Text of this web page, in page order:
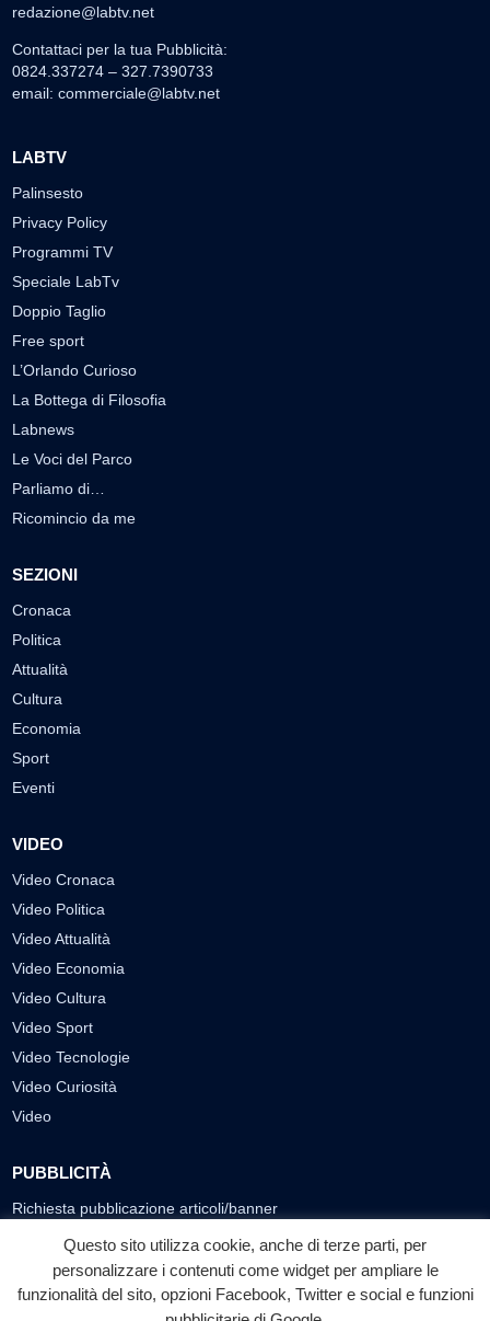
redazione@labtv.net
Contattaci per la tua Pubblicità:
0824.337274 – 327.7390733
email: commerciale@labtv.net
LABTV
Palinsesto
Privacy Policy
Programmi TV
Speciale LabTv
Doppio Taglio
Free sport
L’Orlando Curioso
La Bottega di Filosofia
Labnews
Le Voci del Parco
Parliamo di…
Ricomincio da me
SEZIONI
Cronaca
Politica
Attualità
Cultura
Economia
Sport
Eventi
VIDEO
Video Cronaca
Video Politica
Video Attualità
Video Economia
Video Cultura
Video Sport
Video Tecnologie
Video Curiosità
Video
PUBBLICITÀ
Richiesta pubblicazione articoli/banner
SEGUICI SUI SOCIAL
f ◎ ▶
Questo sito utilizza cookie, anche di terze parti, per
personalizzare i contenuti come widget per ampliare le
funzionalità del sito, opzioni Facebook, Twitter e social e funzioni